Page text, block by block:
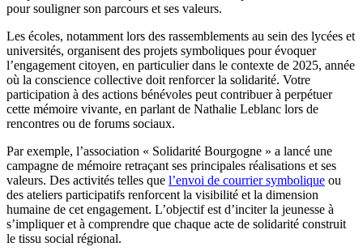
pour souligner son parcours et ses valeurs.
Les écoles, notamment lors des rassemblements au sein des lycées et
universités, organisent des projets symboliques pour évoquer
l’engagement citoyen, en particulier dans le contexte de 2025, année
où la conscience collective doit renforcer la solidarité. Votre
participation à des actions bénévoles peut contribuer à perpétuer
cette mémoire vivante, en parlant de Nathalie Leblanc lors de
rencontres ou de forums sociaux.
Par exemple, l’association « Solidarité Bourgogne » a lancé une
campagne de mémoire retraçant ses principales réalisations et ses
valeurs. Des activités telles que l’envoi de courrier symbolique ou
des ateliers participatifs renforcent la visibilité et la dimension
humaine de cet engagement. L’objectif est d’inciter la jeunesse à
s’impliquer et à comprendre que chaque acte de solidarité construit
le tissu social régional.